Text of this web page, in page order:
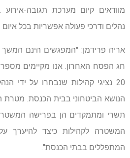
מוודאים קיום מערכת תגובה-
נהלים ודרכי פעולה אפשריות בכל
אריה פרידמן: "המפגשים הינם
חג הפסח האחרון. אנו מקיימים
20 נציגי קהילות שנבחרו על ידי
הנושא הביטחוני בבית הכנסת. מטרת
תשרי ומתמקדים הן בפרישה
המשטרה לקהילות כיצד להיערך
המתפללים בבתי הכנסת".